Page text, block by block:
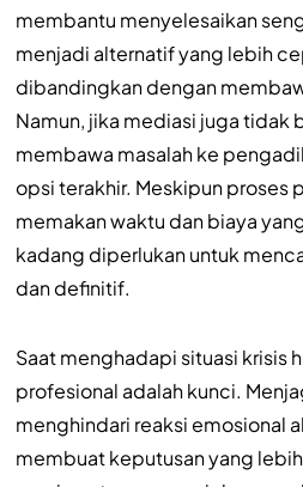
membantu menyelesaikan
menjadi alternatif yang lebih
dibandingkan dengan
Namun, jika mediasi juga tidak
membawa masalah ke
opsi terakhir. Meskipun proses
memakan waktu dan biaya
kadang diperlukan untuk
dan definitif.
Saat menghadapi situasi krisis
profesional adalah kunci.
menghindari reaksi emosional
membuat keputusan yang